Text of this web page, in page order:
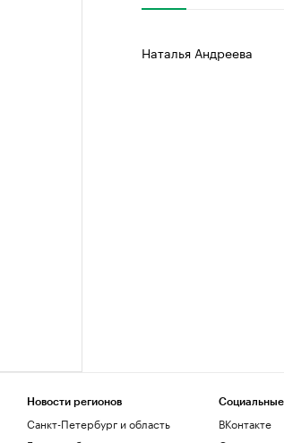
Наталья Андреева
Новости регионов
Санкт-Петербург и область
ВКонтакте